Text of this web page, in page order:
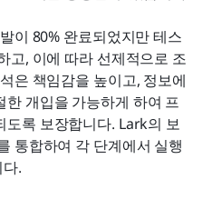
이 80% 완료되었지만 테스
고, 이에 따라 선제적으로 조
은 책임감을 높이고, 정보에
개입을 가능하게 하여 프
도록 보장합니다. Lark의 보
통합하여 각 단계에서 실행
.